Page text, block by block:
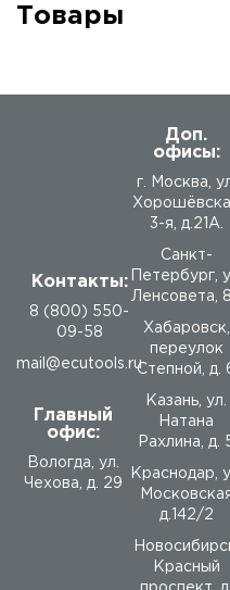
Товары
Контакты:
8 (800) 550-
09-58
mail@ecutools.ru
Главный
офис:
Вологда, ул.
Чехова, д. 29
Доп.
офисы:
г. Москва,
3-я, д.21А.
Санкт-
Петербург,
Ленсовета,
Хабаровск,
переулок
Степной, д.
Казань, ул.
Натана
Рахлина, д.
Краснодар,
Московская
д.142/2
Красный